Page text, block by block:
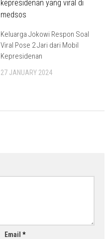
Keluarga Jokowi Respon Soal
Viral Pose 2 Jari dari Mobil
Kepresidenan
27 JANUARY 2024
Email *